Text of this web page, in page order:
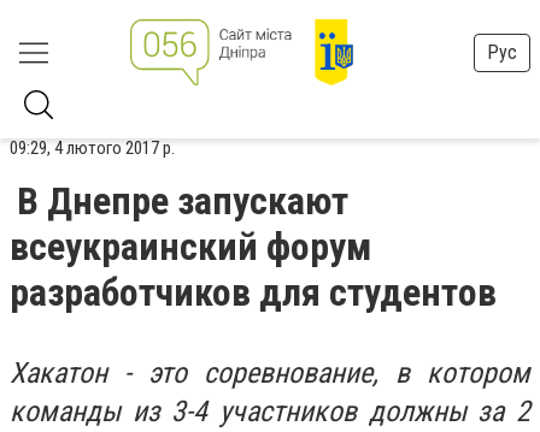
Рус
09:29, 4 лютого 2017 р.
В Днепре запускают
всеукраинский форум
разработчиков для студентов
Хакатон - это соревнование, в котором
команды из 3-4 участников должны за 2